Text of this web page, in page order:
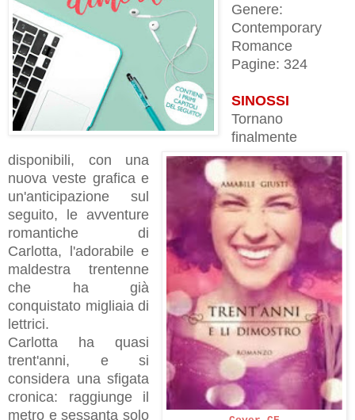
Genere:
Contemporary
Romance
Pagine: 324
SINOSSI
Tornano
finalmente
disponibili, con una
nuova veste grafica e
un'anticipazione sul
seguito, le avventure
romantiche di
Carlotta, l'adorabile e
maldestra trentenne
che ha già
conquistato migliaia di
lettrici.
Carlotta ha quasi
trent'anni, e si
considera una sfigata
cronica: raggiunge il
metro e sessanta solo